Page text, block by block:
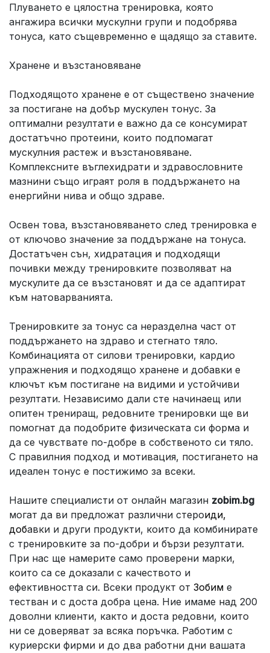
Плуването е цялостна тренировка, която
ангажира всички мускулни групи и подобрява
тонуса, като същевременно е щадящо за ставите.
Хранене и възстановяване
Подходящото хранене е от съществено значение
за постигане на добър мускулен тонус. За
оптимални резултати е важно да се консумират
достатъчно протеини, които подпомагат
мускулния растеж и възстановяване.
Комплексните въглехидрати и здравословните
мазнини също играят роля в поддържането на
енергийни нива и общо здраве.
Освен това, възстановяването след тренировка е
от ключово значение за поддържане на тонуса.
Достатъчен сън, хидратация и подходящи
почивки между тренировките позволяват на
мускулите да се възстановят и да се адаптират
към натоварванията.
Тренировките за тонус са неразделна част от
поддържането на здраво и стегнато тяло.
Комбинацията от силови тренировки, кардио
упражнения и подходящо хранене и добавки е
ключът към постигане на видими и устойчиви
резултати. Независимо дали сте начинаещ или
опитен трениращ, редовните тренировки ще ви
помогнат да подобрите физическата си форма и
да се чувствате по-добре в собственото си тяло.
С правилния подход и мотивация, постигането на
идеален тонус е постижимо за всеки.
Нашите специалисти от онлайн магазин zobim.bg
могат да ви предложат различни стероиди,
добавки и други продукти, които да комбинирате
с тренировките за по-добри и бързи резултати.
При нас ще намерите само проверени марки,
които са се доказали с качеството и
ефективността си. Всеки продукт от Зобим е
тестван и с доста добра цена. Ние имаме над 200
доволни клиенти, както и доста редовни, които
ни се доверяват за всяка поръчка. Работим с
куриерски фирми и до два работни дни вашата